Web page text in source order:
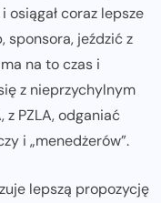
osiągał coraz lepsze
sponsora, jeździć z
na to czas i
z nieprzychylnym
z PZLA, odganiać
i „menedżerów”.
lepszą propozycję